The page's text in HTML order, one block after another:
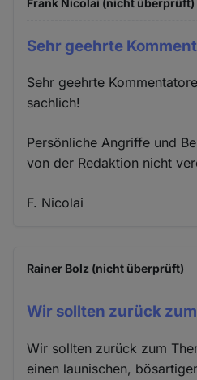
Sehr geehrte
Sehr geehrte
sachlich!
Persönliche Angriffe und
von der Redaktion nicht
F. Nicolai
Rainer Bolz (nicht überprüft)
Wir sollten zurück
Wir sollten zurück zum
einen launischen,